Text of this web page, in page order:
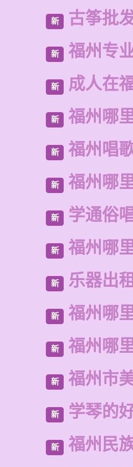
新 古筝批
新 福州专
新 成人在
新 福州哪
新 福州唱
新 福州哪
新 学通俗
新 福州哪
新 乐器出
新 福州哪
新 福州哪
新 福州市
新 学琴的
新 福州民